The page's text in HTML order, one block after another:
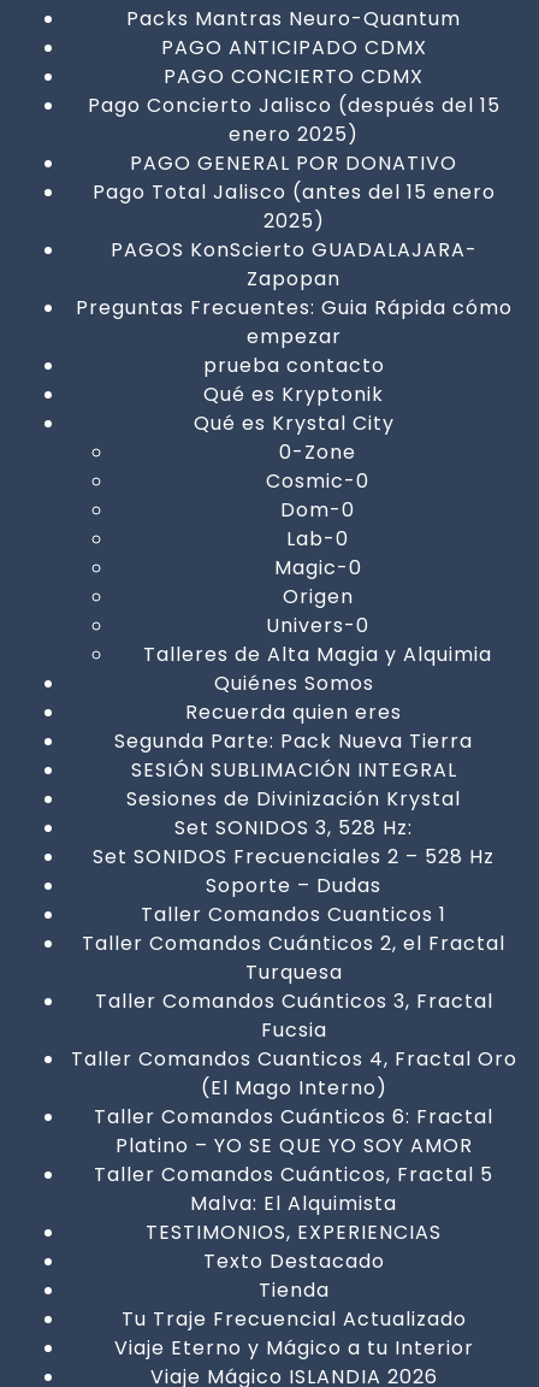
Packs Mantras Neuro-Quantum
PAGO ANTICIPADO CDMX
PAGO CONCIERTO CDMX
Pago Concierto Jalisco (después del 15
enero 2025)
PAGO GENERAL POR DONATIVO
Pago Total Jalisco (antes del 15 enero
2025)
PAGOS KonScierto GUADALAJARA-
Zapopan
Preguntas Frecuentes: Guia Rápida cómo
empezar
prueba contacto
Qué es Kryptonik
Qué es Krystal City
0-Zone
Cosmic-0
Dom-0
Lab-0
Magic-0
Origen
Univers-0
Talleres de Alta Magia y Alquimia
Quiénes Somos
Recuerda quien eres
Segunda Parte: Pack Nueva Tierra
SESIÓN SUBLIMACIÓN INTEGRAL
Sesiones de Divinización Krystal
Set SONIDOS 3, 528 Hz:
Set SONIDOS Frecuenciales 2 – 528 Hz
Soporte – Dudas
Taller Comandos Cuanticos 1
Taller Comandos Cuánticos 2, el Fractal
Turquesa
Taller Comandos Cuánticos 3, Fractal
Fucsia
Taller Comandos Cuanticos 4, Fractal Oro
(El Mago Interno)
Taller Comandos Cuánticos 6: Fractal
Platino – YO SE QUE YO SOY AMOR
Taller Comandos Cuánticos, Fractal 5
Malva: El Alquimista
TESTIMONIOS, EXPERIENCIAS
Texto Destacado
Tienda
Tu Traje Frecuencial Actualizado
Viaje Eterno y Mágico a tu Interior
Viaje Mágico ISLANDIA 2026